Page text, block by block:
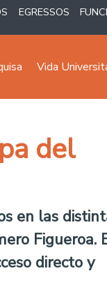
EGRESSOS
Vida
del
en las
Figueroa.
directo y